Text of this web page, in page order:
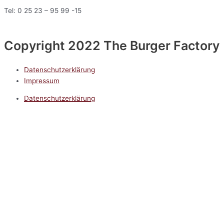
Tel: 0 25 23 – 95 99 -15
Copyright 2022 The Burger Factory
Datenschutzerklärung
Impressum
Datenschutzerklärung